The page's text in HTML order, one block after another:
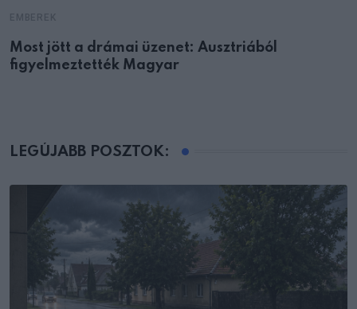
Most jött a drámai üzenet: Ausztriából
figyelmeztették Magyar
LEGÚJABB POSZTOK: